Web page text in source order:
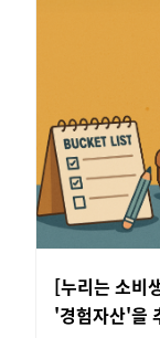
[누리는 소비
'경험자산'을